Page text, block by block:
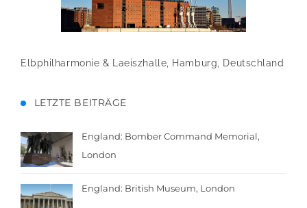
Elbphilharmonie & Laeiszhalle, Hamburg, Deutschland
LETZTE BEITRÄGE
England: Bomber Command Memorial,
London
England: British Museum, London